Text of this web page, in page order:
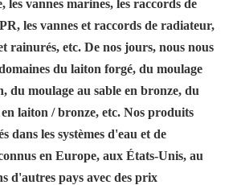
les vannes marines, les raccords de
les vannes et raccords de radiateur,
rainurés, etc. De nos jours, nous nous
du laiton forgé, du moulage
du moulage au sable en bronze, du
laiton / bronze, etc. Nos produits
dans les systèmes d'eau et de
en Europe, aux États-Unis, au
d'autres pays avec des prix